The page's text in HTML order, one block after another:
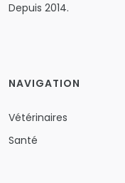
Depuis 2014.
NAVIGATION
Vétérinaires
Santé